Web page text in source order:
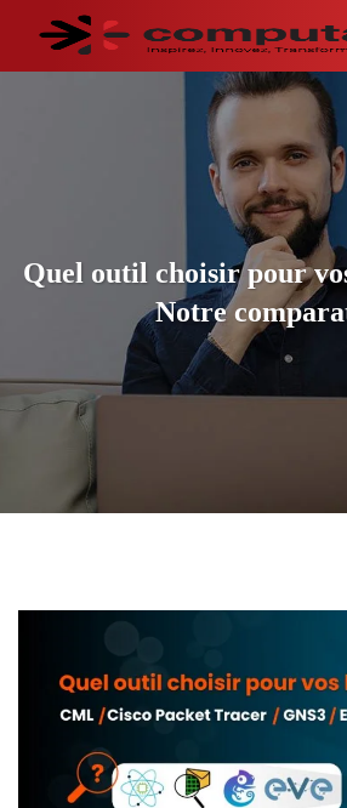
Quel outil choisir pour
Notre